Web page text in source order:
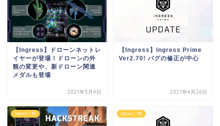
【Ingress】ドローンネットレ
イヤーが登場！ドローンの外
観の変更や、新ドローン関連
メダルも登場
2021年5月4日
【Ingress】Ingress Prime
Ver2.70! バグの修正が中心
2021年4月26日
Ingress 一般 Ingress 一般